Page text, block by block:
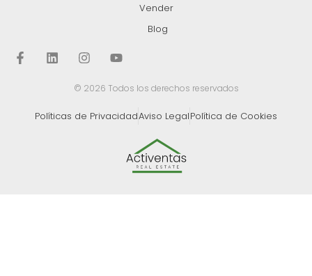
Vender
Blog
© 2026 Todos los derechos reservados
Políticas de PrivacidadAviso LegalPolítica de Cookies